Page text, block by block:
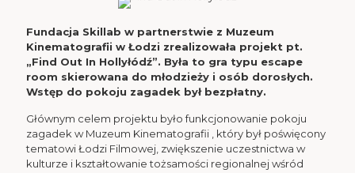
Fundacja Skillab w partnerstwie z Muzeum
Kinematografii w Łodzi zrealizowała projekt pt.
„Find Out In Hollyłódź”. Była to gra typu escape
room skierowana do młodzieży i osób dorosłych.
Wstęp do pokoju zagadek był bezpłatny.
Głównym celem projektu było funkcjonowanie pokoju
zagadek w Muzeum Kinematografii , który był poświęcony
tematowi Łodzi Filmowej, zwiększenie uczestnictwa w
kulturze i kształtowanie tożsamości regionalnej wśród